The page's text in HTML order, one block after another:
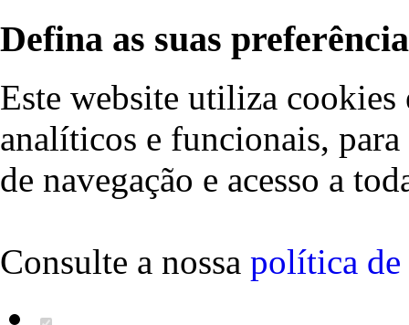
Defina as suas
Este website utiliza cookies
analíticos e funcionais,
de navegação e acesso a
Consulte a nossa política de